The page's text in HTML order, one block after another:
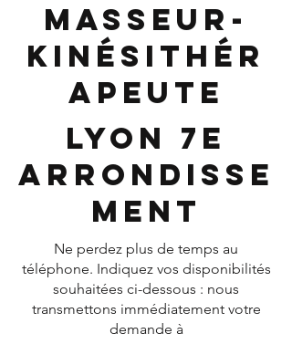
Masseur-
Kinésithér
apeute
Lyon 7e
Arrondisse
ment
Ne perdez plus de temps au
téléphone. Indiquez vos disponibilités
souhaitées ci-dessous : nous
transmettons immédiatement votre
demande à